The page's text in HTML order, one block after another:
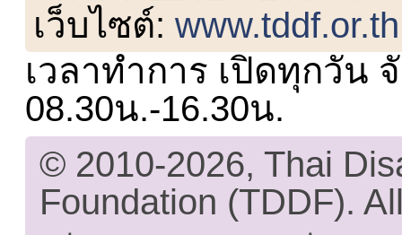
เว็บไซต์:www.tddf.or.th
เวลาทำการ เปิดทุกวัน
08.30น.-16.30น.
© 2010-2026, Thai
Foundation (TDDF).